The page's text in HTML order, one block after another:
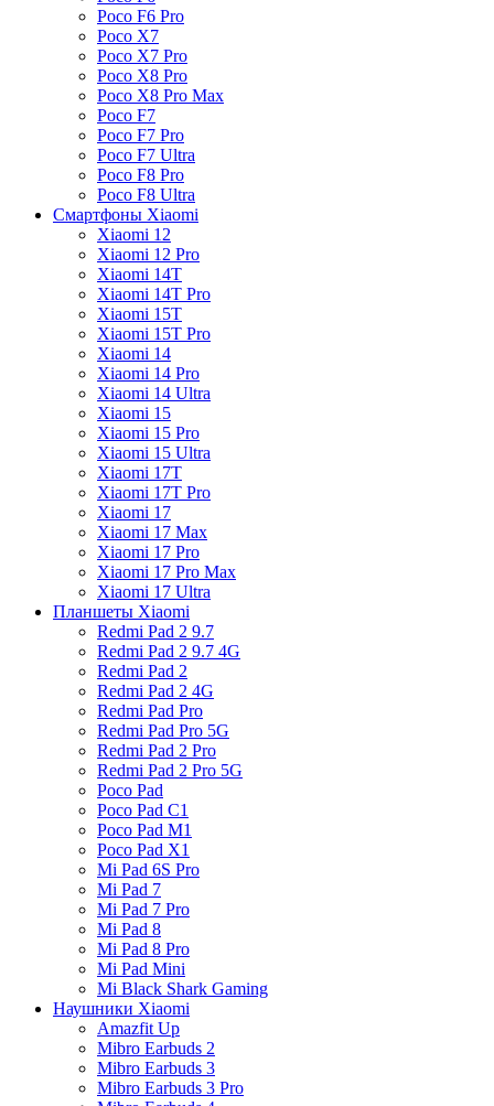
Poco F6 Pro
Poco X7
Poco X7 Pro
Poco X8 Pro
Poco X8 Pro Max
Poco F7
Poco F7 Pro
Poco F7 Ultra
Poco F8 Pro
Poco F8 Ultra
Смартфоны Xiaomi
Xiaomi 12
Xiaomi 12 Pro
Xiaomi 14T
Xiaomi 14T Pro
Xiaomi 15T
Xiaomi 15T Pro
Xiaomi 14
Xiaomi 14 Pro
Xiaomi 14 Ultra
Xiaomi 15
Xiaomi 15 Pro
Xiaomi 15 Ultra
Xiaomi 17T
Xiaomi 17T Pro
Xiaomi 17
Xiaomi 17 Max
Xiaomi 17 Pro
Xiaomi 17 Pro Max
Xiaomi 17 Ultra
Планшеты Xiaomi
Redmi Pad 2 9.7
Redmi Pad 2 9.7 4G
Redmi Pad 2
Redmi Pad 2 4G
Redmi Pad Pro
Redmi Pad Pro 5G
Redmi Pad 2 Pro
Redmi Pad 2 Pro 5G
Poco Pad
Poco Pad C1
Poco Pad M1
Poco Pad X1
Mi Pad 6S Pro
Mi Pad 7
Mi Pad 7 Pro
Mi Pad 8
Mi Pad 8 Pro
Mi Pad Mini
Mi Black Shark Gaming
Наушники Xiaomi
Amazfit Up
Mibro Earbuds 2
Mibro Earbuds 3
Mibro Earbuds 3 Pro